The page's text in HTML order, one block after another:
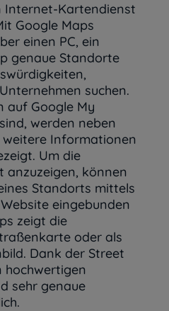
Internet-Kartendienst
Google Maps
einen PC, ein
genaue Standorte
suchen.
auf Google My
werden neben
Informationen
Um die
können
Standorts mittels
eingebunden
zeigt die
oder als
Dank der Street
hochwertigen
sehr genaue